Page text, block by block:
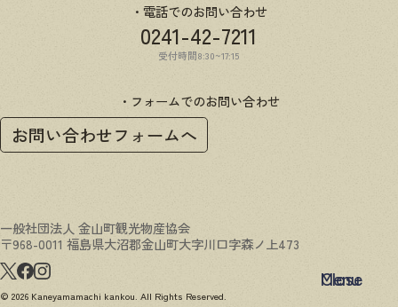
電話でのお問い合わせ
0241-42-7211
受付時間8:30~17:15
フォームでのお問い合わせ
お問い合わせフォームへ
一般社団法人 金山町観光物産協会
〒968-0011 福島県大沼郡金山町大字川口字森ノ上473
© 2026 Kaneyamamachi kankou. All Rights Reserved.
Menu
Close